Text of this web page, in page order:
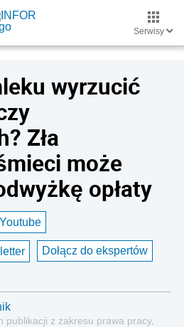
Serwisy
wyrzucić
Zła
może
opłaty
Dołącz do ekspertów
publikacji z zakresu prawa pracy,